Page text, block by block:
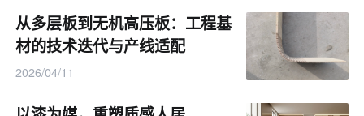
从多层板到无机高压板：工程基
材的技术迭代与产线适配
2026/04/11